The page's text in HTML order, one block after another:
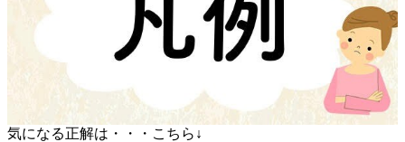
気になる正解は・・・こちら↓